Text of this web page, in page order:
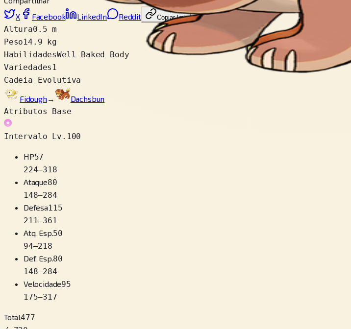
X
Facebook LinkedIn Reddit Copiar link
Altura0.5 m
Peso14.9 kg
HabilidadesWell Baked Body
Variedades 1
Cadeia Evolutiva
Fidough→
Dachsbun
Atributos Base
Intervalo Lv.100
HP57
224–318
Ataque80
148–284
Defesa115
211–361
Atq. Esp.50
94–218
Def. Esp.80
148–284
Velocidade95
175–317
Total477